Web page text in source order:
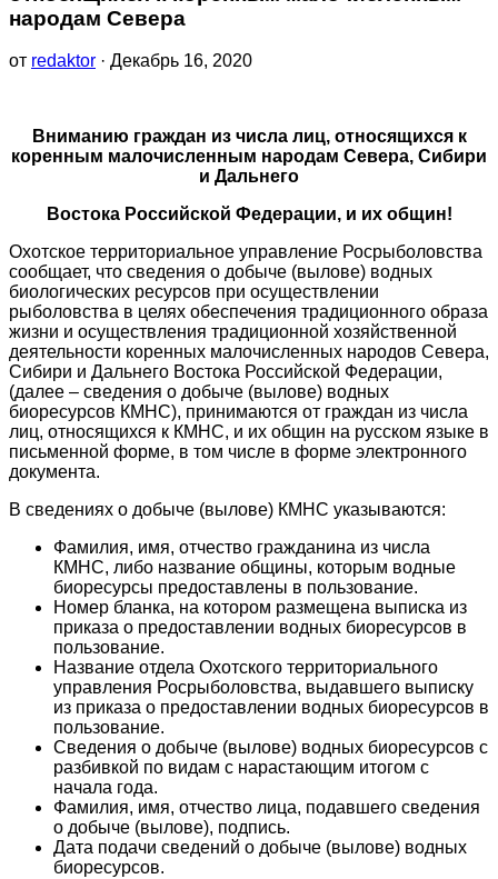
народам Севера
от redaktor · Декабрь 16, 2020
Вниманию граждан из числа лиц, относящихся к
коренным малочисленным народам Севера, Сибири
и Дальнего
Востока Российской Федерации, и их общин!
Охотское территориальное управление Росрыболовства
сообщает, что сведения о добыче (вылове) водных
биологических ресурсов при осуществлении
рыболовства в целях обеспечения традиционного образа
жизни и осуществления традиционной хозяйственной
деятельности коренных малочисленных народов Севера,
Сибири и Дальнего Востока Российской Федерации,
(далее – сведения о добыче (вылове) водных
биоресурсов КМНС), принимаются от граждан из числа
лиц, относящихся к КМНС, и их общин на русском языке в
письменной форме, в том числе в форме электронного
документа.
В сведениях о добыче (вылове) КМНС указываются:
Фамилия, имя, отчество гражданина из числа
КМНС, либо название общины, которым водные
биоресурсы предоставлены в пользование.
Номер бланка, на котором размещена выписка из
приказа о предоставлении водных биоресурсов в
пользование.
Название отдела Охотского территориального
управления Росрыболовства, выдавшего выписку
из приказа о предоставлении водных биоресурсов в
пользование.
Сведения о добыче (вылове) водных биоресурсов с
разбивкой по видам с нарастающим итогом с
начала года.
Фамилия, имя, отчество лица, подавшего сведения
о добыче (вылове), подпись.
Дата подачи сведений о добыче (вылове) водных
биоресурсов.